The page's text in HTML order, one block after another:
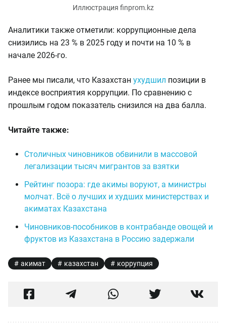
Иллюстрация finprom.kz
Аналитики также отметили: коррупционные дела
снизились на 23 % в 2025 году и почти на 10 % в
начале 2026-го.
Ранее мы писали, что Казахстан ухудшил позиции в
индексе восприятия коррупции. По сравнению с
прошлым годом показатель снизился на два балла.
Читайте также:
Столичных чиновников обвинили в массовой
легализации тысяч мигрантов за взятки
Рейтинг позора: где акимы воруют, а министры
молчат. Всё о лучших и худших министерствах и
акиматах Казахстана
Чиновников-пособников в контрабанде овощей и
фруктов из Казахстана в Россию задержали
акимат казахстан коррупция